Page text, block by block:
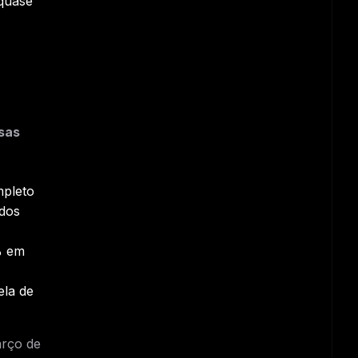
em
de
de